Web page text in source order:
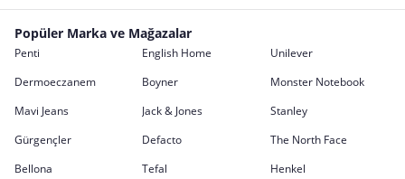
Popüler Marka ve Mağazalar
Penti English Home
Unilever
Dermoeczanem
Boyner
Monster Notebook
Mavi Jeans
Jack & Jones
Stanley
Gürgençler
Defacto
The North Face
Bellona
Tefal
Henkel